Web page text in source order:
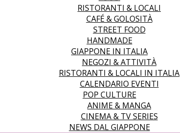
RISTORANTI & LOCALI
CAFÉ & GOLOSITÀ
STREET FOOD
HANDMADE
GIAPPONE IN ITALIA
NEGOZI & ATTIVITÀ
RISTORANTI & LOCALI IN ITALIA
CALENDARIO EVENTI
POP CULTURE
ANIME & MANGA
CINEMA & TV SERIES
NEWS DAL GIAPPONE